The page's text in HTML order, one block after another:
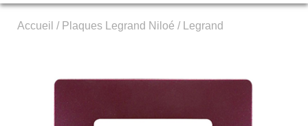
Accueil / Plaques Legrand Niloé / Legrand